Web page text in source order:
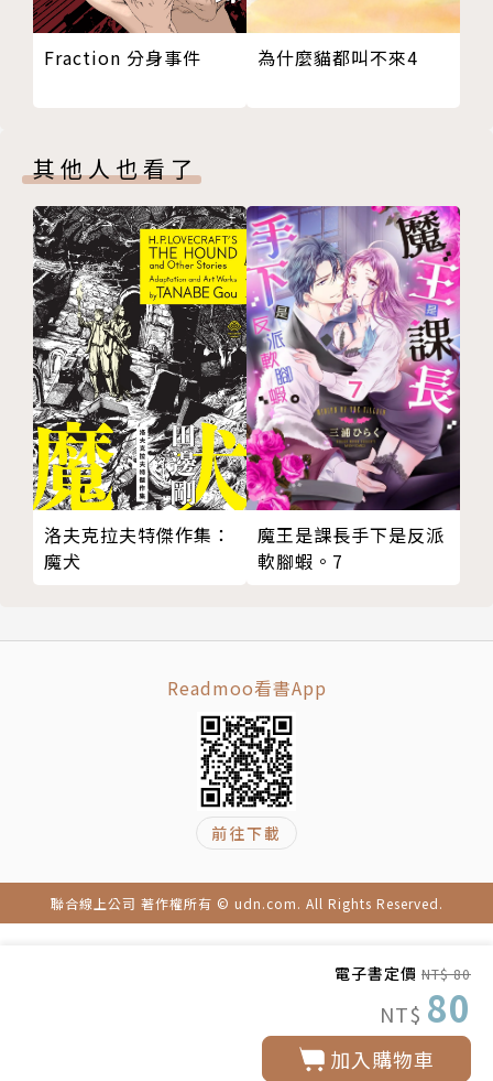
電子書定價 NT$ 80
NT$ 80
加入購物車
Fraction 分身事件 為什麼貓都叫不來4
其他人也看了
洛夫克拉夫特傑作集：
魔犬
魔王是課長手下是反派
軟腳蝦。7
Readmoo看書App
前往下載
聯合線上公司 著作權所有 © udn.com. All Rights Reserved.